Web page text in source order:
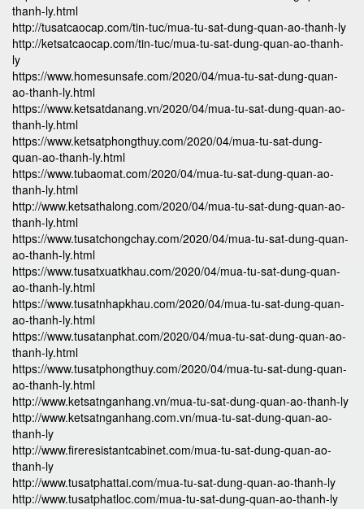
thanh-ly.html
http://tusatcaocap.com/tin-tuc/mua-tu-sat-dung-quan-ao-thanh-ly
http://ketsatcaocap.com/tin-tuc/mua-tu-sat-dung-quan-ao-thanh-
ly
https://www.homesunsafe.com/2020/04/mua-tu-sat-dung-quan-
ao-thanh-ly.html
https://www.ketsatdanang.vn/2020/04/mua-tu-sat-dung-quan-ao-
thanh-ly.html
https://www.ketsatphongthuy.com/2020/04/mua-tu-sat-dung-
quan-ao-thanh-ly.html
https://www.tubaomat.com/2020/04/mua-tu-sat-dung-quan-ao-
thanh-ly.html
http://www.ketsathalong.com/2020/04/mua-tu-sat-dung-quan-ao-
thanh-ly.html
https://www.tusatchongchay.com/2020/04/mua-tu-sat-dung-quan-
ao-thanh-ly.html
https://www.tusatxuatkhau.com/2020/04/mua-tu-sat-dung-quan-
ao-thanh-ly.html
https://www.tusatnhapkhau.com/2020/04/mua-tu-sat-dung-quan-
ao-thanh-ly.html
https://www.tusatanphat.com/2020/04/mua-tu-sat-dung-quan-ao-
thanh-ly.html
https://www.tusatphongthuy.com/2020/04/mua-tu-sat-dung-quan-
ao-thanh-ly.html
http://www.ketsatnganhang.vn/mua-tu-sat-dung-quan-ao-thanh-ly
http://www.ketsatnganhang.com.vn/mua-tu-sat-dung-quan-ao-
thanh-ly
http://www.fireresistantcabinet.com/mua-tu-sat-dung-quan-ao-
thanh-ly
http://www.tusatphattai.com/mua-tu-sat-dung-quan-ao-thanh-ly
http://www.tusatphatloc.com/mua-tu-sat-dung-quan-ao-thanh-ly